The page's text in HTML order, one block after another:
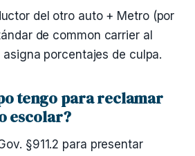
del otro auto + Metro (por
de common carrier al
asigna porcentajes de culpa.
tengo para reclamar
escolar?
§911.2 para presentar